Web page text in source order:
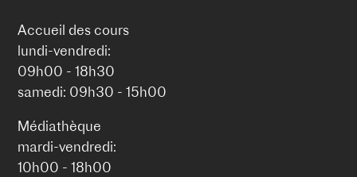
Accueil des cours
lundi-vendredi:
09h00 - 18h30
samedi: 09h30 - 15h00
Médiathèque
mardi-vendredi:
10h00 - 18h00